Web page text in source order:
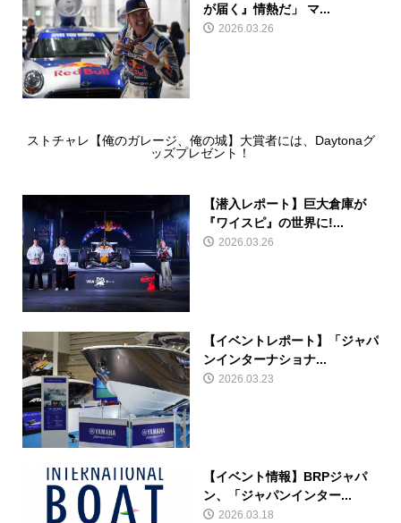
が届く』情熱だ」 マ...
2026.03.26
ストチャレ【俺のガレージ、俺の城】大賞者には、Daytonaグ
ッズプレゼント！
【潜入レポート】巨大倉庫が
『ワイスピ』の世界に!...
2026.03.26
【イベントレポート】「ジャパ
ンインターナショナ...
2026.03.23
【イベント情報】BRPジャパ
ン、「ジャパンインター...
2026.03.18